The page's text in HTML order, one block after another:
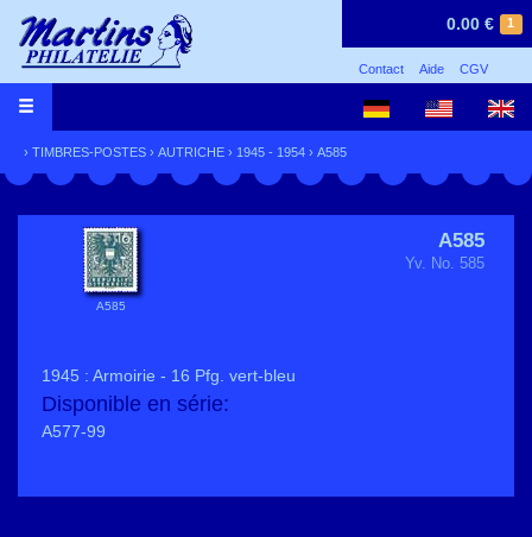
1
0.00 €
Contact Aide CGV
› TIMBRES-POSTES › AUTRICHE › 1945 - 1954 › A585
A585
A585
Yv. No. 585
1945 : Armoirie - 16 Pfg. vert-bleu
Disponible en série:
A577-99